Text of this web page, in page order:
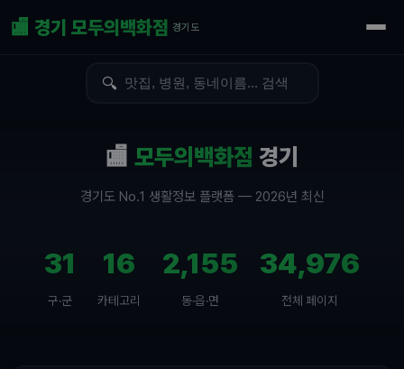
🏬 경기 모두의백화점 경기도
🔍
🏬 모두의백화점 경기
경기도 No.1 생활정보 플랫폼 — 2026년 최신
31
구·군
16
카테고리
2,155
동·읍·면
34,976
전체 페이지